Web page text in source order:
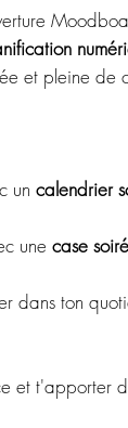
et pleine de
un calendrier
une case
dans ton
et t'apporter